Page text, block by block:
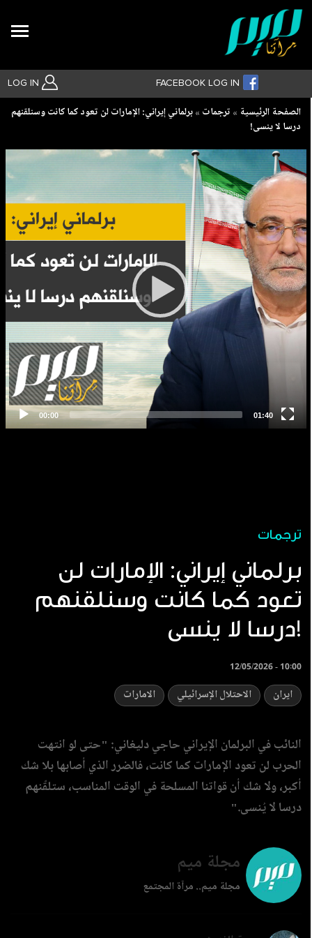
LOG IN FACEBOOK LOG IN
بحث متقدم
Breadcrumb
الصفحة الرئيسية ترجمات
برلماني إيراني: الإمارات لن تعود كما كانت وسنلقنهم
درسا لا ينسى!
ترجمات
برلماني إيراني: الإمارات لن
تعود كما كانت وسنلقنهم
درسا لا ينسى!
12/05/2026 - 10:00
ايران الاحتلال الإسرائيلي الامارات
النائب في البرلمان الإيراني حاجي دليغاني: "حتى لو انتهت
الحرب لن تعود الإمارات كما كانت، فالضرر الذي أصابها بلا شك
أكبر، ولا شك أن قواتنا المسلحة في الوقت المناسب، ستلقّنهم
درسا لا يُنسى."
مجلة ميم
مجلة ميم.. مرآة المجتمع